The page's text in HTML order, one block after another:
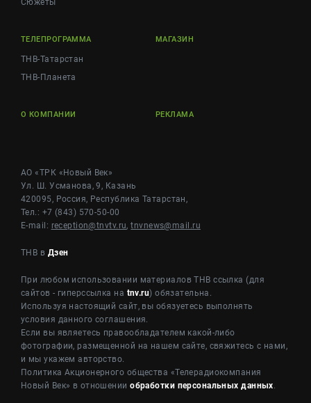
Сюжеты
ТЕЛЕПРОГРАММА
ТНВ-Татарстан
ТНВ-Планета
МАГАЗИН
О КОМПАНИИ РЕКЛАМА
АО «ТРК «Новый Век»
Ул. Ш. Усманова, 9, Казань
420095, Россия, Республика Татарстан,
Тел.: +7 (843) 570-50-00
E-mail: reception@tnvtv.ru,tnvnews@mail.ru
ТНВ в Дзен
При любом использовании материалов ТНВ ссылка (для
сайтов - гиперссылка на tnv.ru) обязательна.
Используя настоящий сайт, вы обязуетесь выполнять
условия данного соглашения.
Если вы являетесь правообладателем какой-либо
фотографии, размещенной на нашем сайте, свяжитесь с нами,
и мы укажем авторство.
Политика Акционерного общества «Телерадиокомпания
Новый Век» в отношенииобработки персональных данных.